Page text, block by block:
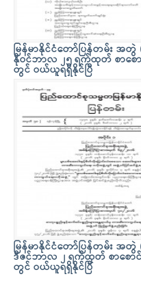
မြန်မာနိုင်ငံတော်ပြန်တမ်း အတွဲ
နိုဝင်ဘာလ ၂၅ ရက်ထုတ် စာစေ
တွင် ဝယ်ယူရရှိနိုင်ပြီ
မြန်မာနိုင်ငံတော်ပြန်တမ်း အတွဲ
ဒီဇင်ဘာလ ၂ ရက်ထုတ် စာစော
တွင် ဝယ်ယူရရှိနိုင်ပြီ